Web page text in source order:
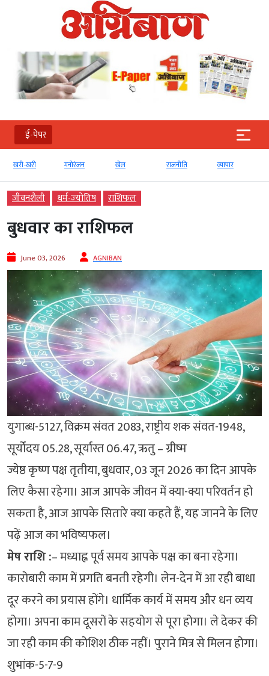
ई-पेपर
खरी-खरी मनोरंजन खेल राजनीति व्‍यापार
जीवनशैली धर्म-ज्‍योतिष राशिफल
बुधवार का राशिफल
June 03, 2026 AGNIBAN
युगाब्ध-5127, विक्रम संवत 2083, राष्ट्रीय शक संवत-1948,
सूर्योदय 05.28, सूर्यास्त 06.47, ऋतु – ग्रीष्म
ज्येष्ठ कृष्ण पक्ष तृतीया, बुधवार, 03 जून 2026 का दिन आपके
लिए कैसा रहेगा। आज आपके जीवन में क्या-क्या परिवर्तन हो
सकता है, आज आपके सितारे क्या कहते हैं, यह जानने के लिए
पढ़ें आज का भविष्यफल।
मेष राशि :– मध्याह्न पूर्व समय आपके पक्ष का बना रहेगा।
कारोबारी काम में प्रगति बनती रहेगी। लेन-देन में आ रही बाधा
दूर करने का प्रयास होंगे। धार्मिक कार्य में समय और धन व्यय
होगा। अपना काम दूसरों के सहयोग से पूरा होगा। ले देकर की
जा रही काम की कोशिश ठीक नहीं। पुराने मित्र से मिलन होगा।
शुभांक-5-7-9